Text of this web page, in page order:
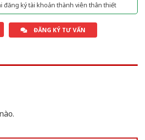
đăng ký tài khoản thành viên thân thiết
ĐĂNG KÝ TƯ VẤN